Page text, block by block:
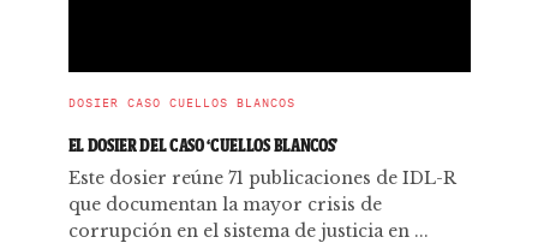
DOSIER CASO CUELLOS BLANCOS
EL DOSIER DEL CASO ‘CUELLOS BLANCOS’
Este dosier reúne 71 publicaciones de IDL-R
que documentan la mayor crisis de
corrupción en el sistema de justicia en ...